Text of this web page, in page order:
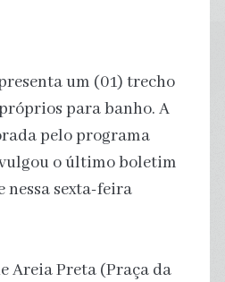
um (01) trecho
para banho. A
pelo programa
o último boletim
sexta-feira
Areia Preta (Praça da